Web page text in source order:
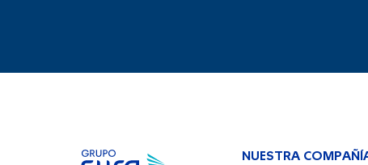
NUESTRA